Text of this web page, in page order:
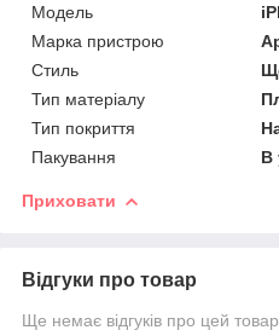
Мoдель
Марка пристрою
Стиль
Тип матеріалу
Тип покриття
Пакування
В
Приховати
Відгуки про товар
Ще немає відгуків про цей товар